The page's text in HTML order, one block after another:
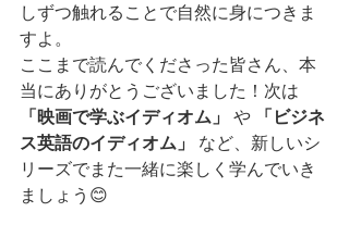
しずつ触れることで自然に身につきま
すよ。
ここまで読んでくださった皆さん、本
当にありがとうございました！次は
「映画で学ぶイディオム」
や
「ビジネ
ス英語のイディオム」
など、新しいシ
リーズでまた一緒に楽しく学んでいき
ましょう😊